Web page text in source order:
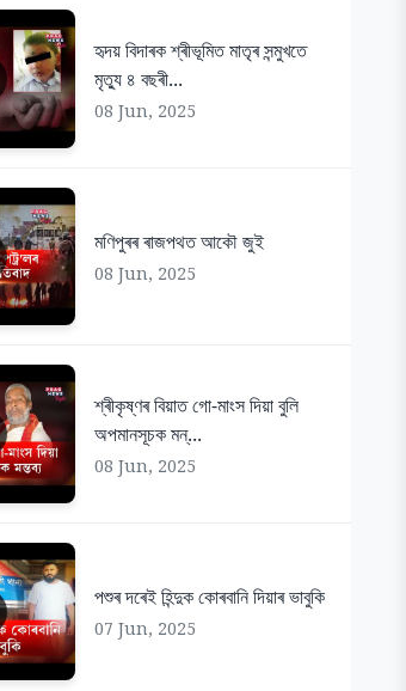
হৃদয় বিদাৰক শ্ৰীভূমিত মাতৃৰ সন্মুখতে
মৃত্যু ৪ বছৰী...
08 Jun, 2025
মণিপুৰৰ ৰাজপথত আকৌ জুই
08 Jun, 2025
শ্ৰীকৃষ্ণৰ বিয়াত গো-মাংস দিয়া বুলি
অপমানসূচক মন্...
08 Jun, 2025
পশুৰ দৰেই হিন্দুক কোৰবানি দিয়াৰ ভাবুকি
07 Jun, 2025